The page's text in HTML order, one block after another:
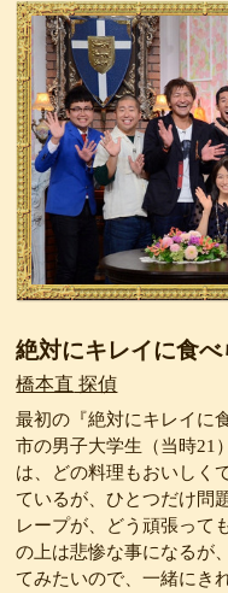
絶対にキレイに食
橋本直
最初の『絶対にキレイに
市の男子大学生（当時21
は、どの料理もおいしく
ているが、ひとつだけ問
レープが、どう頑張って
の上は悲惨な事になるが
てみたいので、一緒にき